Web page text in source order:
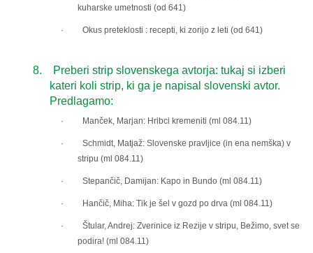
kuharske umetnosti (od 641)
· Okus preteklosti : recepti, ki zorijo z leti (od 641)
8. Preberi strip slovenskega avtorja: tukaj si izberi
kateri koli strip, ki ga je napisal slovenski avtor.
Predlagamo:
· Manček, Marjan: Hribci kremeniti (ml 084.11)
· Schmidt, Matjaž: Slovenske pravljice (in ena nemška) v
stripu (ml 084.11)
· Stepančič, Damijan: Kapo in Bundo (ml 084.11)
· Hančič, Miha: Tik je šel v gozd po drva (ml 084.11)
· Štular, Andrej: Zverinice iz Rezije v stripu, Bežimo, svet se
podira! (ml 084.11)